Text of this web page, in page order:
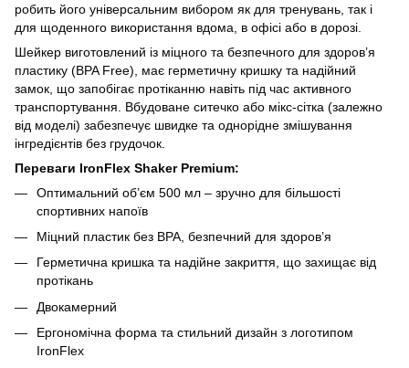
робить його універсальним вибором як для тренувань, так і
для щоденного використання вдома, в офісі або в дорозі.
Шейкер виготовлений із міцного та безпечного для здоров’я
пластику (BPA Free), має герметичну кришку та надійний
замок, що запобігає протіканню навіть під час активного
транспортування. Вбудоване ситечко або мікс-сітка (залежно
від моделі) забезпечує швидке та однорідне змішування
інгредієнтів без грудочок.
Переваги IronFlex Shaker Premium:
Оптимальний об’єм 500 мл – зручно для більшості
спортивних напоїв
Міцний пластик без BPA, безпечний для здоров’я
Герметична кришка та надійне закриття, що захищає від
протікань
Двокамерний
Ергономічна форма та стильний дизайн з логотипом
IronFlex